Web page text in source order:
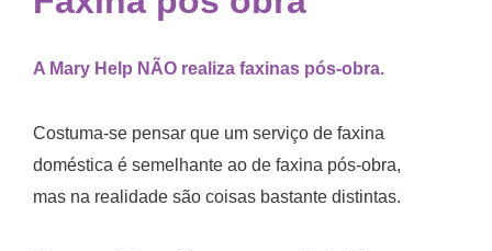
A Mary Help NÃO realiza faxinas pós-obra.
Costuma-se pensar que um serviço de faxina
doméstica é semelhante ao de faxina pós-obra,
mas na realidade são coisas bastante distintas.